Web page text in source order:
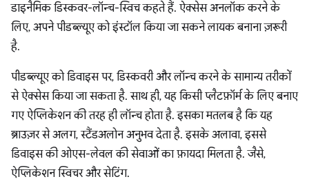
डाइनैमिक डिस्कवर-लॉन्च-स्विच कहते हैं. ऐक्सेस अनलॉक करने के
लिए, अपने पीडब्ल्यूए को इंस्टॉल किया जा सकने लायक बनाना ज़रूरी
है.
पीडब्ल्यूए को डिवाइस पर, डिस्कवरी और लॉन्च करने के सामान्य तरीकों
से ऐक्सेस किया जा सकता है. साथ ही, यह किसी प्लैटफ़ॉर्म के लिए बनाए
गए ऐप्लिकेशन की तरह ही लॉन्च होता है. इसका मतलब है कि यह
ब्राउज़र से अलग, स्टैंडअलोन अनुभव देता है. इसके अलावा, इससे
डिवाइस की ओएस-लेवल की सेवाओं का फ़ायदा मिलता है. जैसे,
ऐप्लिकेशन स्विचर और सेटिंग.